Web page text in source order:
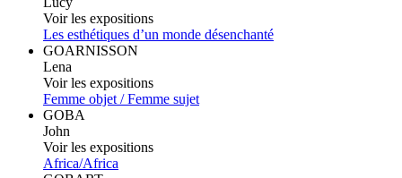
Voir les expositions
Les esthétiques d’un monde désenchanté
GOARNISSON
Lena
Voir les expositions
Femme objet / Femme sujet
GOBA
John
Voir les expositions
Africa/Africa